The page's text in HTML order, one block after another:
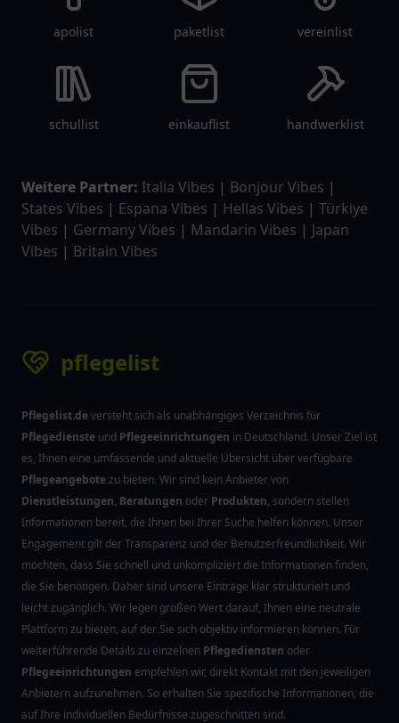
apolist paketlist vereinlist
schullist einkauflist handwerklist
Weitere Partner: Italia Vibes | Bonjour Vibes |
States Vibes | Espana Vibes | Hellas Vibes | Türkiye
Vibes | Germany Vibes | Mandarin Vibes | Japan
Vibes | Britain Vibes
pflegelist
Pflegelist.deversteht sich als unabhängiges Verzeichnis für
Pflegedienste und Pflegeeinrichtungen in Deutschland. Unser Ziel ist
es, Ihnen eine umfassende und aktuelle Übersicht über verfügbare
Pflegeangebotezu bieten. Wir sind kein Anbieter von
Dienstleistungen, Beratungen oder Produkten, sondern stellen
Informationen bereit, die Ihnen bei Ihrer Suche helfen können. Unser
Engagement gilt der Transparenz und der Benutzerfreundlichkeit. Wir
möchten, dass Sie schnell und unkompliziert die Informationen finden,
die Sie benötigen. Daher sind unsere Einträge klar strukturiert und
leicht zugänglich. Wir legen großen Wert darauf, Ihnen eine neutrale
Plattform zu bieten, auf der Sie sich objektiv informieren können. Für
weiterführende Details zu einzelnen Pflegediensten oder
Pflegeeinrichtungen empfehlen wir, direkt Kontakt mit den jeweiligen
Anbietern aufzunehmen. So erhalten Sie spezifische Informationen, die
auf Ihre individuellen Bedürfnisse zugeschnitten sind.